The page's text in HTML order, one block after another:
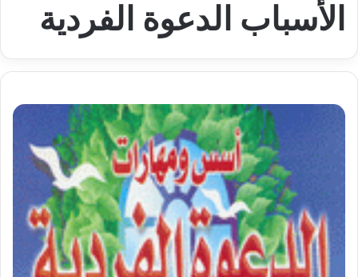
الأسباب الدعوة الفردية